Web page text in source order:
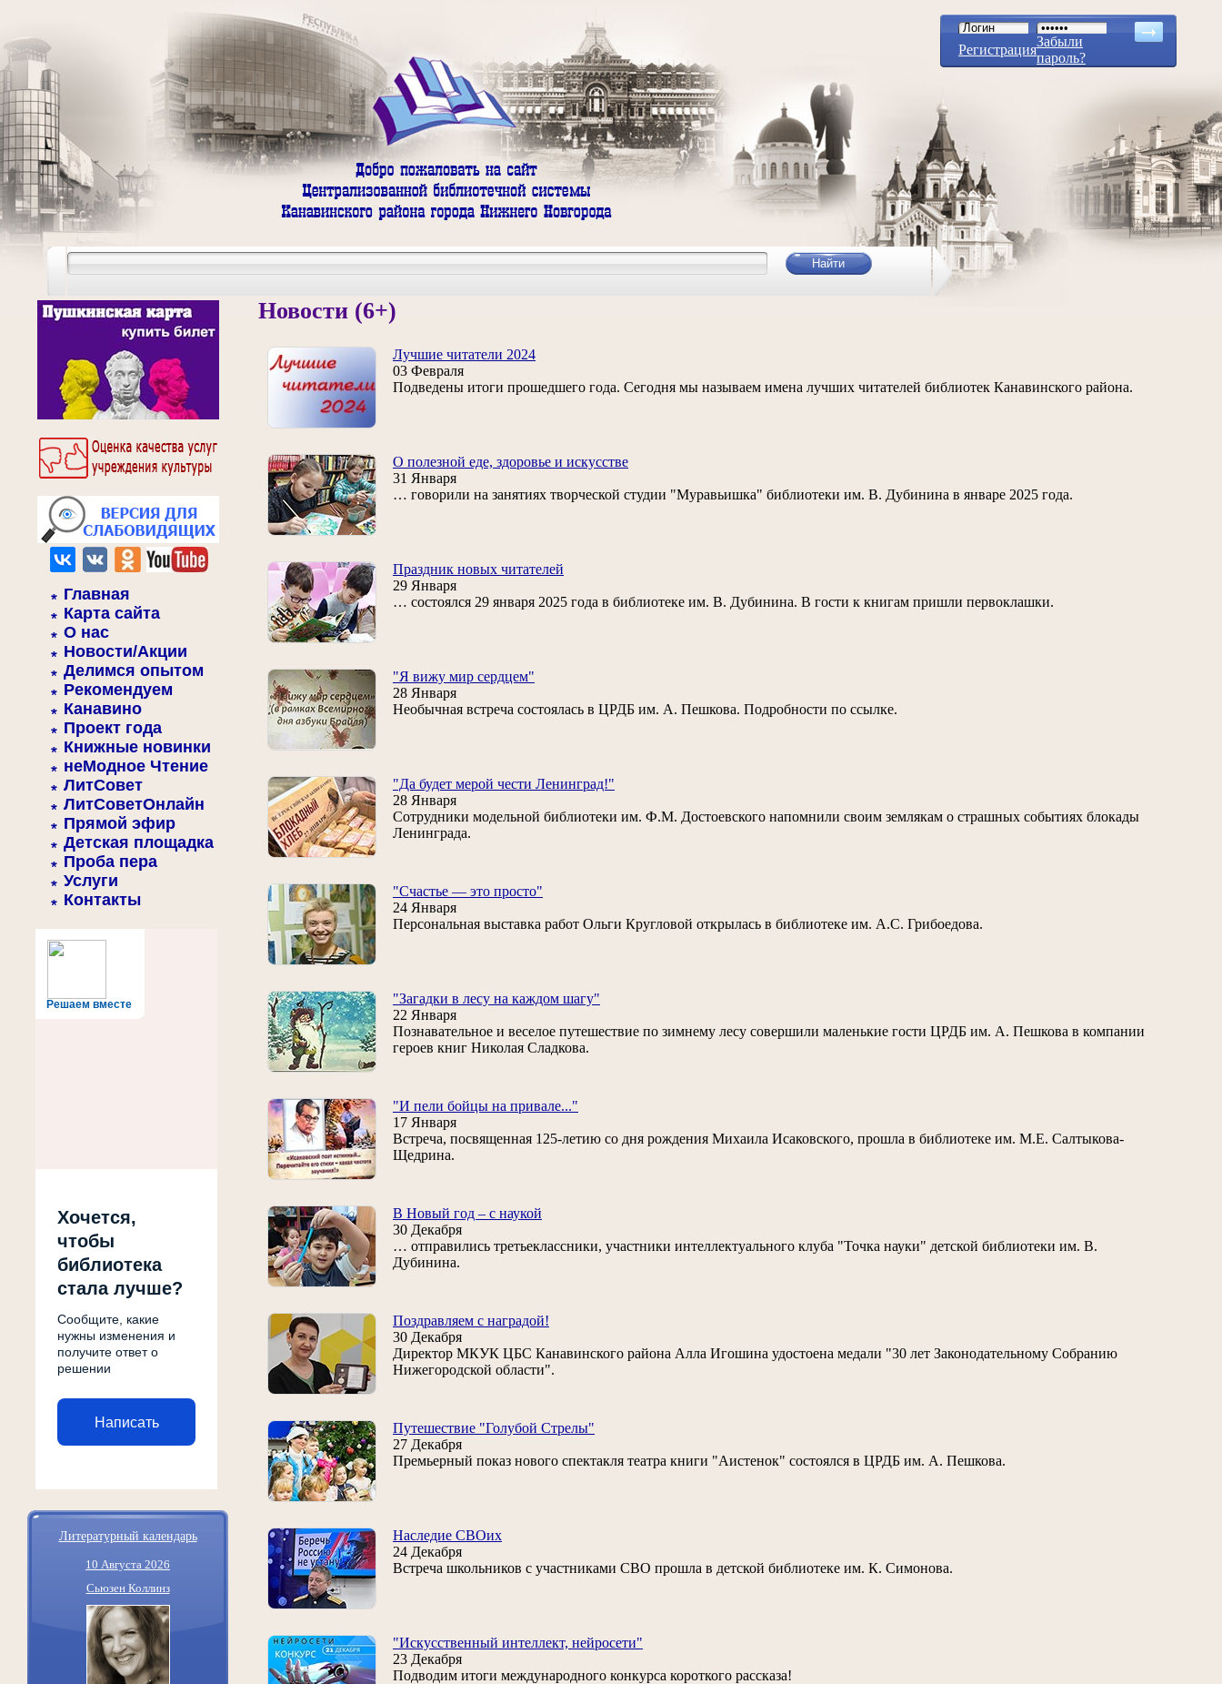
Регистрация
Забыли
пароль?
Главная
Карта сайта
О нас
Новости/Акции
Делимся опытом
Рекомендуем
Канавино
Проект года
Книжные новинки
неМодное Чтение
ЛитСовет
ЛитСоветОнлайн
Прямой эфир
Детская площадка
Проба пера
Услуги
Контакты
Решаем вместе
Хочется,
чтобы
библиотека
стала лучше?
Сообщите, какие
нужны изменения и
получите ответ о
решении
Написать
Литературный календарь
10 Августа 2026
Сьюзен Коллинз
Новости (6+)
Лучшие читатели 2024
03 Февраля
Подведены итоги прошедшего года. Сегодня мы называем имена лучших читателей библиотек Канавинского района.
О полезной еде, здоровье и искусстве
31 Января
… говорили на занятиях творческой студии "Муравьишка" библиотеки им. В. Дубинина в январе 2025 года.
Праздник новых читателей
29 Января
… состоялся 29 января 2025 года в библиотеке им. В. Дубинина. В гости к книгам пришли первоклашки.
"Я вижу мир сердцем"
28 Января
Необычная встреча состоялась в ЦРДБ им. А. Пешкова. Подробности по ссылке.
"Да будет мерой чести Ленинград!"
28 Января
Сотрудники модельной библиотеки им. Ф.М. Достоевского напомнили своим землякам о страшных событиях блокады
Ленинграда.
"Счастье — это просто"
24 Января
Персональная выставка работ Ольги Кругловой открылась в библиотеке им. А.С. Грибоедова.
"Загадки в лесу на каждом шагу"
22 Января
Познавательное и веселое путешествие по зимнему лесу совершили маленькие гости ЦРДБ им. А. Пешкова в компании
героев книг Николая Сладкова.
"И пели бойцы на привале..."
17 Января
Встреча, посвященная 125-летию со дня рождения Михаила Исаковского, прошла в библиотеке им. М.Е. Салтыкова-
Щедрина.
В Новый год – с наукой
30 Декабря
… отправились третьеклассники, участники интеллектуального клуба "Точка науки" детской библиотеки им. В.
Дубинина.
Поздравляем с наградой!
30 Декабря
Директор МКУК ЦБС Канавинского района Алла Игошина удостоена медали "30 лет Законодательному Собранию
Нижегородской области".
Путешествие "Голубой Стрелы"
27 Декабря
Премьерный показ нового спектакля театра книги "Аистенок" состоялся в ЦРДБ им. А. Пешкова.
Наследие СВОих
24 Декабря
Встреча школьников с участниками СВО прошла в детской библиотеке им. К. Симонова.
"Искусственный интеллект, нейросети"
23 Декабря
Подводим итоги международного конкурса короткого рассказа!